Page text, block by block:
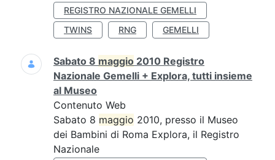
REGISTRO NAZIONALE GEMELLI
TWINS
RNG GEMELLI
Sabato 8 maggio 2010 Registro
Nazionale Gemelli + Explora, tutti insieme
al Museo
Contenuto Web
Sabato 8 maggio 2010, presso il Museo
dei Bambini di Roma Explora, il Registro
Nazionale